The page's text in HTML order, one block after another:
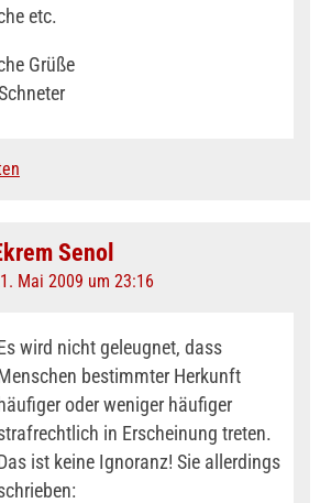
etc.
Grüße
Senol
Mai 2009 um 23:16
wird nicht geleugnet, dass
bestimmter Herkunft
oder weniger häufiger
in Erscheinung treten.
ist keine Ignoranz! Sie allerdings